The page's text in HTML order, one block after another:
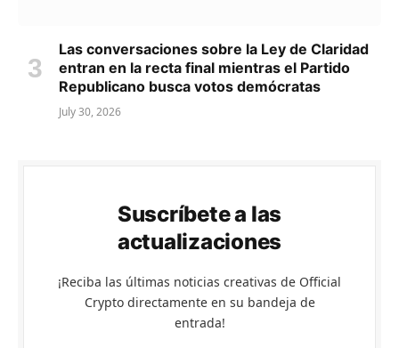
Las conversaciones sobre la Ley de Claridad
entran en la recta final mientras el Partido
Republicano busca votos demócratas
July 30, 2026
Suscríbete a las
actualizaciones
¡Reciba las últimas noticias creativas de Official
Crypto directamente en su bandeja de
entrada!